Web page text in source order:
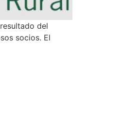
del
socios. El